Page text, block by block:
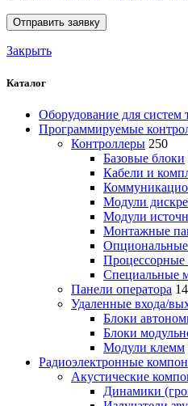
Закрыть
Каталог
Оборудование для систем
Программируемые
Контроллеры 250
Базовые блоки
Кабели и
Модули
Модули
Монтажные
Процессорные
Специальные
Панели оператора 14
Удаленные входа/
Блоки
Блоки
Модули клемм
Радиоэлектронные
Акустические
Динамики